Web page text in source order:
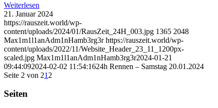
Weiterlesen
21. Januar 2024
https://rauszeit.world/wp-
content/uploads/2024/01/RausZeit_24H_003.jpg 1365 2048
Max1m1l1anAdm1nHamb3rg3r https://rauszeit.world/wp-
content/uploads/2022/11/Website_Header_23_11_1200px-
scaled.jpg Max1m1l1anAdm1nHamb3rg3r2024-01-21
09:44:092024-02-02 11:54:1624h Rennen – Samstag 20.01.2024
Seite 2 von 21 2
Seiten